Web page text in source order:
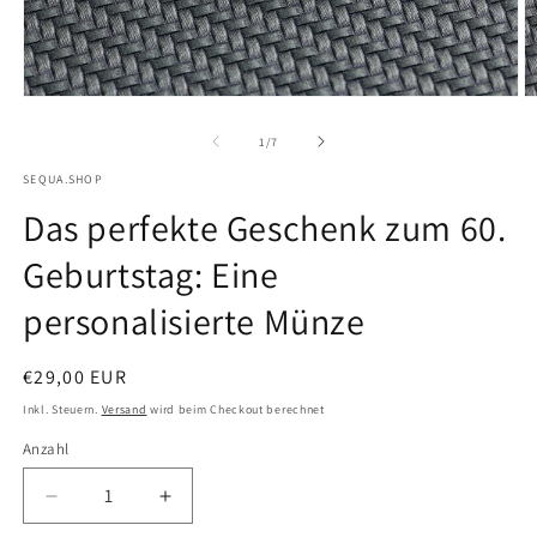
in
öffnen
1 /von
7
SEQUA.SHOP
Das perfekte Geschenk zum 60.
Geburtstag: Eine
personalisierte Münze
Normaler
Preis
€29,00 EUR
Inkl. Steuern. Versand wird beim Checkout berechnet
Anzahl